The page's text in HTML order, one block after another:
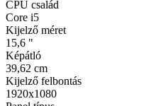
CPU család
Core i5
Kijelző méret
15,6 "
Képátló
39,62 cm
Kijelző felbontás
1920x1080